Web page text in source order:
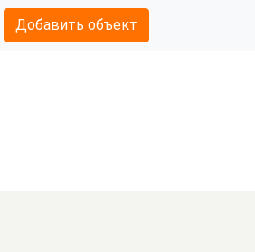
Добавить объект